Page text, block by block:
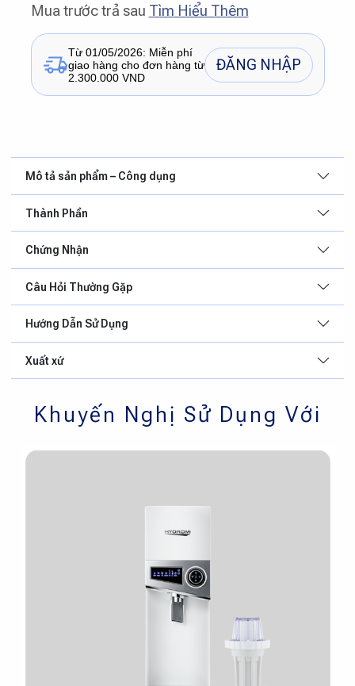
Mua trước trả sau Tìm Hiểu Thêm
Từ 01/05/2026: Miễn phí
giao hàng cho đơn hàng từ
2.300.000 VND
ĐĂNG NHẬP
Mô tả sản phẩm – Công dụng
Thành Phần
Chứng Nhận
Câu Hỏi Thường Gặp
Hướng Dẫn Sử Dụng
Xuất xứ
Khuyến Nghị Sử Dụng Với